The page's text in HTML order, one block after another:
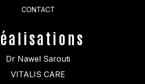
CONTACT
Dr Nawel Sarouti
VITALIS CARE